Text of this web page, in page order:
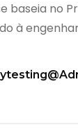
baseia no
à